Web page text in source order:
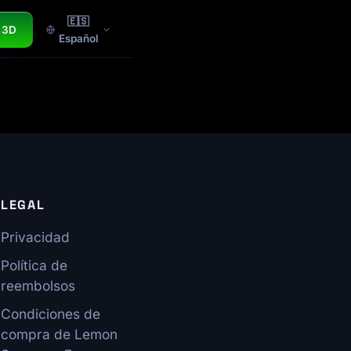
🇪🇸
Español
LEGAL
Privacidad
Política de
reembolsos
Condiciones de
compra de Lemon